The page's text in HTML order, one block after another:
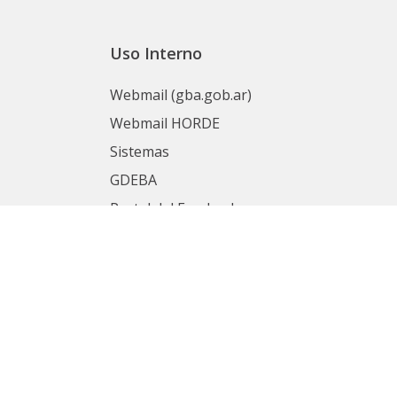
Uso Interno
Webmail (gba.gob.ar)
Webmail HORDE
Sistemas
GDEBA
Portal del Empleado